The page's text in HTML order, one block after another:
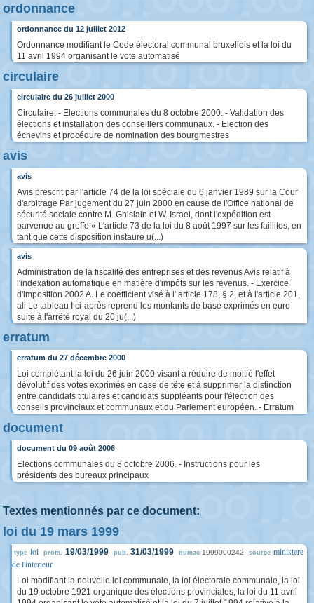
ordonnance
ordonnance du 12 juillet 2012
Ordonnance modifiant le Code électoral communal bruxellois et la loi du
11 avril 1994 organisant le vote automatisé
circulaire
circulaire du 26 juillet 2000
Circulaire. - Elections communales du 8 octobre 2000. - Validation des
élections et installation des conseillers communaux. - Election des
échevins et procédure de nomination des bourgmestres
avis
avis
Avis prescrit par l'article 74 de la loi spéciale du 6 janvier 1989 sur la Cour
d'arbitrage Par jugement du 27 juin 2000 en cause de l'Office national de
sécurité sociale contre M. Ghislain et W. Israel, dont l'expédition est
parvenue au greffe « L'article 73 de la loi du 8 août 1997 sur les faillites, en
tant que cette disposition instaure u(...)
avis
Administration de la fiscalité des entreprises et des revenus Avis relatif à
l'indexation automatique en matière d'impôts sur les revenus. - Exercice
d'imposition 2002 A. Le coefficient visé à l' article 178, § 2, et à l'article 201,
ali Le tableau I ci-après reprend les montants de base exprimés en euro
suite à l'arrêté royal du 20 ju(...)
erratum
erratum du 27 décembre 2000
Loi complétant la loi du 26 juin 2000 visant à réduire de moitié l'effet
dévolutif des votes exprimés en case de tête et à supprimer la distinction
entre candidats titulaires et candidats suppléants pour l'élection des
conseils provinciaux et communaux et du Parlement européen. - Erratum
document
document du 09 août 2006
Elections communales du 8 octobre 2006. - Instructions pour les
présidents des bureaux principaux
Textes mentionnés par ce document:
loi du 19 mars 1999
type loi prom. 19/03/1999 pub. 31/03/1999 numac 1999000242 source ministere
de l'interieur
Loi modifiant la nouvelle loi communale, la loi électorale communale, la loi
du 19 octobre 1921 organique des élections provinciales, la loi du 11 avril